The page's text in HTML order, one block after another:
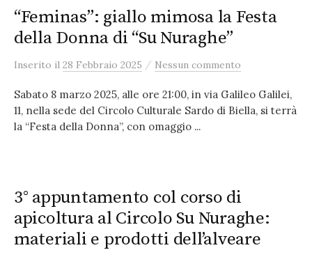
“Feminas”: giallo mimosa la Festa
della Donna di “Su Nuraghe”
Inserito il 28 Febbraio 2025 / Nessun commento
Sabato 8 marzo 2025, alle ore 21:00, in via Galileo Galilei,
11, nella sede del Circolo Culturale Sardo di Biella, si terrà
la “Festa della Donna”, con omaggio ...
3° appuntamento col corso di
apicoltura al Circolo Su Nuraghe:
materiali e prodotti dell’alveare